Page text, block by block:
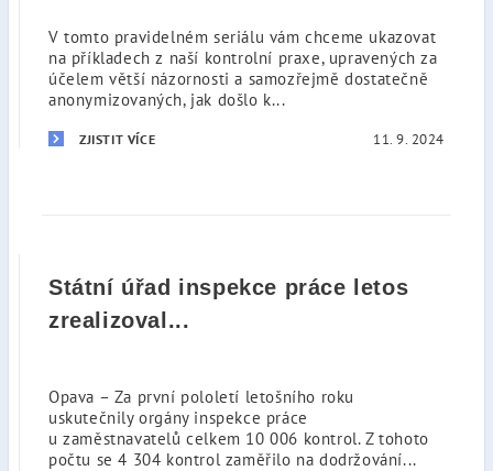
V tomto pravidelném seriálu vám chceme ukazovat
na příkladech z naší kontrolní praxe, upravených za
účelem větší názornosti a samozřejmě dostatečně
anonymizovaných, jak došlo k...
ZJISTIT VÍCE 11. 9. 2024
Státní úřad inspekce práce letos
zrealizoval...
Opava – Za první pololetí letošního roku
uskutečnily orgány inspekce práce
u zaměstnavatelů celkem 10 006 kontrol. Z tohoto
počtu se 4 304 kontrol zaměřilo na dodržování...